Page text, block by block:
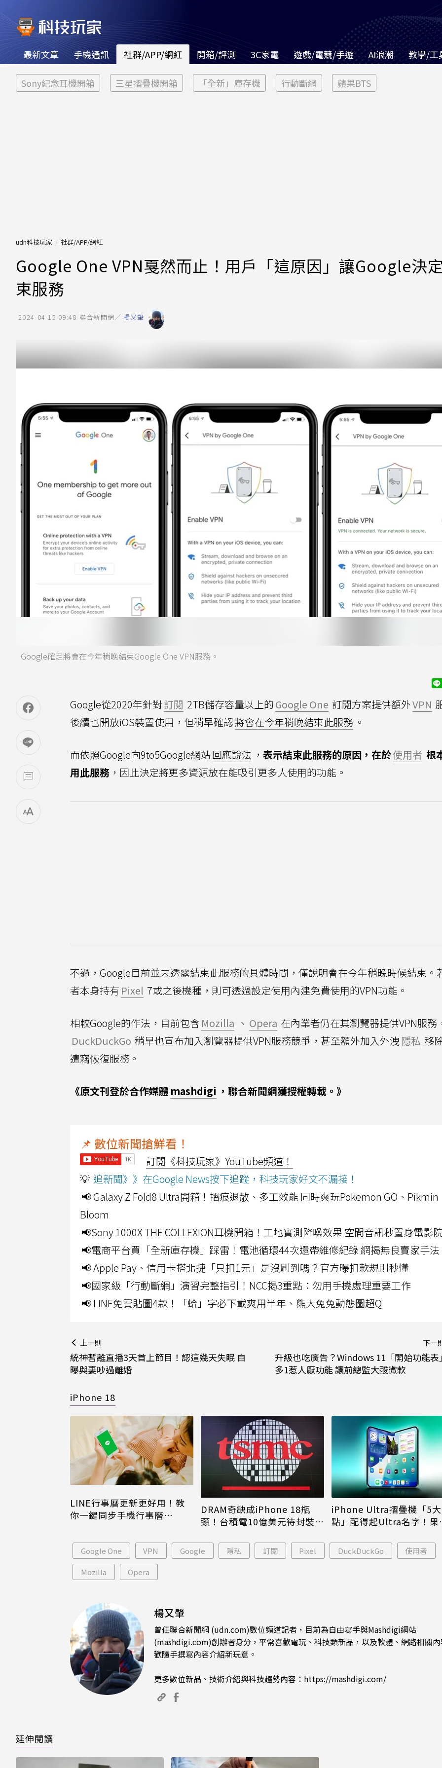
最新文章 手機通訊 社群/APP/網紅 開箱/評測 3C家電 遊戲/電競/手遊 AI浪潮 教學/工
Sony紀念耳機開箱 三星摺疊機開箱 「全新」庫存機 行動斷網 蘋果BTS
udn科技玩家 社群/APP/網紅
Google One VPN戛然而止！用戶「這原因」讓Google決
束服務
2024-04-15 09:48 聯合新聞網／ 楊又肇
Google確定將會在今年稍晚結束Google One VPN服務。
Google從2020年針對訂閱 2TB儲存容量以上的Google One 訂閱方案提供額外VPN
後續也開放iOS裝置使用，但稍早確認將會在今年稍晚結束此服務 。
而依照Google向9to5Google網站回應說法 ， 表示結束此服務的原因，在於使用者 根
用此服務 ，因此決定將更多資源放在能吸引更多人使用的功能。
不過，Google目前並未透露結束此服務的具體時間，僅說明會在今年稍晚時候結束。
者本身持有 Pixel 7或之後機種，則可透過設定使用內建免費使用的VPN功能。
相較Google的作法，目前包含 Mozilla 、 Opera 在內業者仍在其瀏覽器提供VPN服務
DuckDuckGo 稍早也宣布加入瀏覽器提供VPN服務競爭，甚至額外加入外洩隱私 移
遭竊恢復服務。
《原文刊登於合作媒體 mashdigi ，聯合新聞網獲授權轉載。》
📌 數位新聞搶鮮看！
訂閱《科技玩家》YouTube頻道！
💡 追新聞》》在Google News按下追蹤，科技玩家好文不漏接！
📢 Galaxy Z Fold8 Ultra開箱！摺痕退散、多工效能 同時爽玩Pokemon GO、Pikmin
Bloom
📢Sony 1000X THE COLLEXION耳機開箱！工地實測降噪效果 空間音訊秒置身電影
📢電商平台買「全新庫存機」踩雷！電池循環44次還帶維修紀錄 網揭無良賣家手法
📢 Apple Pay、信用卡搭北捷「只扣1元」是沒刷到嗎？官方曝扣款規則秒懂
📢國家級「行動斷網」演習完整指引！NCC揭3重點：勿用手機處理重要工作
📢 LINE免費貼圖4款！「蛤」字必下載爽用半年、熊大兔兔動態圖超Q
上一則
統神暫離直播3天首上節目！認這幾天失眠 自
曝與妻吵過離婚
下一
升級也吃廣告？Windows 11「開始功能表
多1惹人厭功能 讓前總監大酸微軟
iPhone 18
LINE行事曆更新更好用！教
你一鍵同步手機行事曆
DRAM奇缺成iPhone 18瓶
頸！台積電10億美元待封裝晶
iPhone Ultra摺疊機「5
點」配得起Ultra名字！果
Google One VPN Google 隱私 訂閱 Pixel DuckDuckGo 使用者
Mozilla Opera
楊又肇
曾任聯合新聞網 (udn.com)數位頻道記者，目前為自由寫手與Mashdigi網站
(mashdigi.com)創辦者身分，平常喜歡電玩、科技類新品，以及軟體、網路相關
歡隨手撰寫內容介紹新玩意。
更多數位新品、技術介紹與科技趨勢內容： https://mashdigi.com/
延伸閱讀